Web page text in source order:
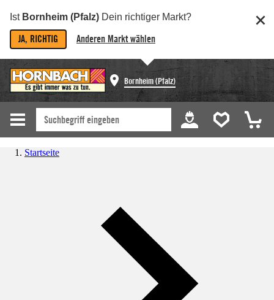
Ist Bornheim (Pfalz) Dein richtiger Markt?
JA, RICHTIG Anderen Markt wählen
Bornheim (Pfalz)
Startseite